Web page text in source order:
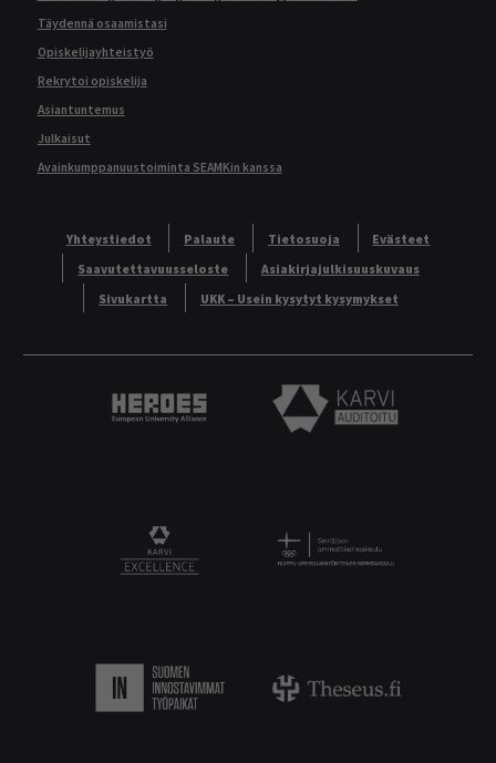
Täydennä osaamistasi
Opiskelijayhteistyö
Rekrytoi opiskelija
Asiantuntemus
Julkaisut
Avainkumppanuustoiminta SEAMKin kanssa
Yhteystiedot Palaute Tietosuoja
Evästeet
Saavutettavuusseloste
Asiakirjajulkisuuskuvaus
Sivukartta
UKK – Usein kysytyt kysymykset
Heroes European University Alliance logo
Karvi Auditoitu logo
KARVI Excellence logo.Logo
Suomen innostavimmat työpaikat.
Theseus logo